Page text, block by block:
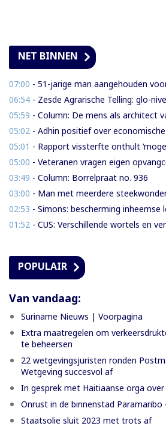
NET BINNEN
07:00 - 51-jarige man aangehouden voor oplichting bejaarde
06:54 - Zesde Agrarische Telling: glo-niveau meest
05:59 - Column: De mens als architect van
05:02 - Adhin positief over economische koers regering, maar
05:01 - Rapport vissterfte onthult ‘mogelijk’ grotere schade
05:00 - Veteranen vragen eigen opvangcentrum en structurele steun:
03:49 - Column: Borrelpraat no. 936
03:00 - Man met meerdere steekwonden naar ziekenhuis
02:53 - Simons: bescherming inheemse leefgebieden en
01:52 - CUS: Verschillende wortels en
POPULAIR
Van vandaag:
Suriname Nieuws | Voorpagina
Extra maatregelen om
te beheersen
22 wetgevingsjuristen ronden
Wetgeving succesvol af
In gesprek met Haitiaanse orga
Onrust in de binnenstad Paramaribo
Staatsolie sluit 2023 met trots af